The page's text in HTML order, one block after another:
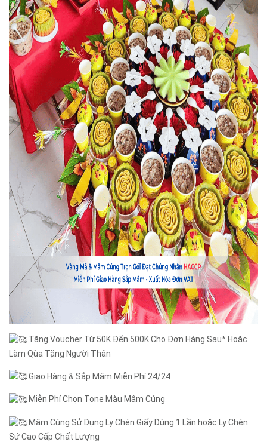
Tặng Voucher Từ 50K Đến 500K Cho Đơn Hàng Sau* Hoặc
Làm Qùa Tặng Người Thân
Giao Hàng & Sắp Mâm Miễn Phí 24/24
Miễn Phí Chọn Tone Màu Mâm Cúng
Mâm Cúng Sử Dụng Ly Chén Giấy Dùng 1 Lần hoặc Ly Chén
Sứ Cao Cấp Chất Lượng